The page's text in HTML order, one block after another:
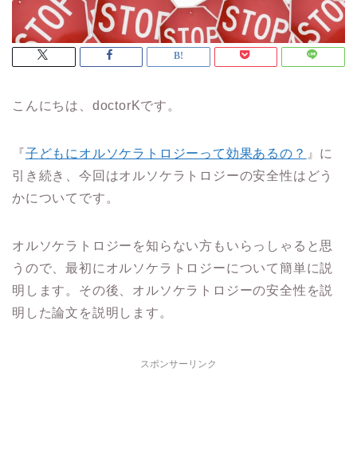
こんにちは、doctorKです。
『子どもにオルソケラトロジーって効果あるの？ 』に
引き続き、今回はオルソケラトロジーの安全性はどう
かについてです。
オルソケラトロジーを知らない方もいらっしゃると思
うので、最初にオルソケラトロジーについて簡単に説
明します。その後、オルソケラトロジーの安全性を説
明した論文を説明します。
スポンサーリンク